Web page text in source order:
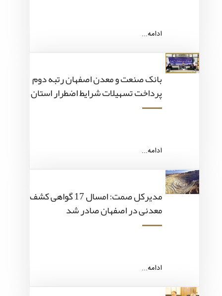
ادامه...
بانک صنعت و معدن اصفهان رتبه دوم
پرداخت تسهیلات شرایط اضطرار استان
ادامه...
مدیرکل صمت: امسال 17 گواهی کشف
معدنی در اصفهان صادر شد
ادامه...